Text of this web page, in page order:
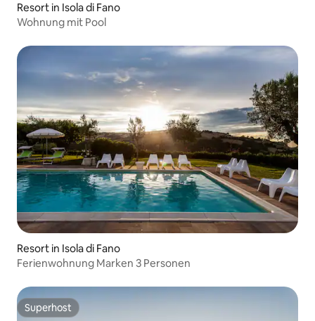
Resort in Isola di Fano
Wohnung mit Pool
Resort in Isola di Fano
Ferienwohnung Marken 3 Personen
Superhost
Superhost